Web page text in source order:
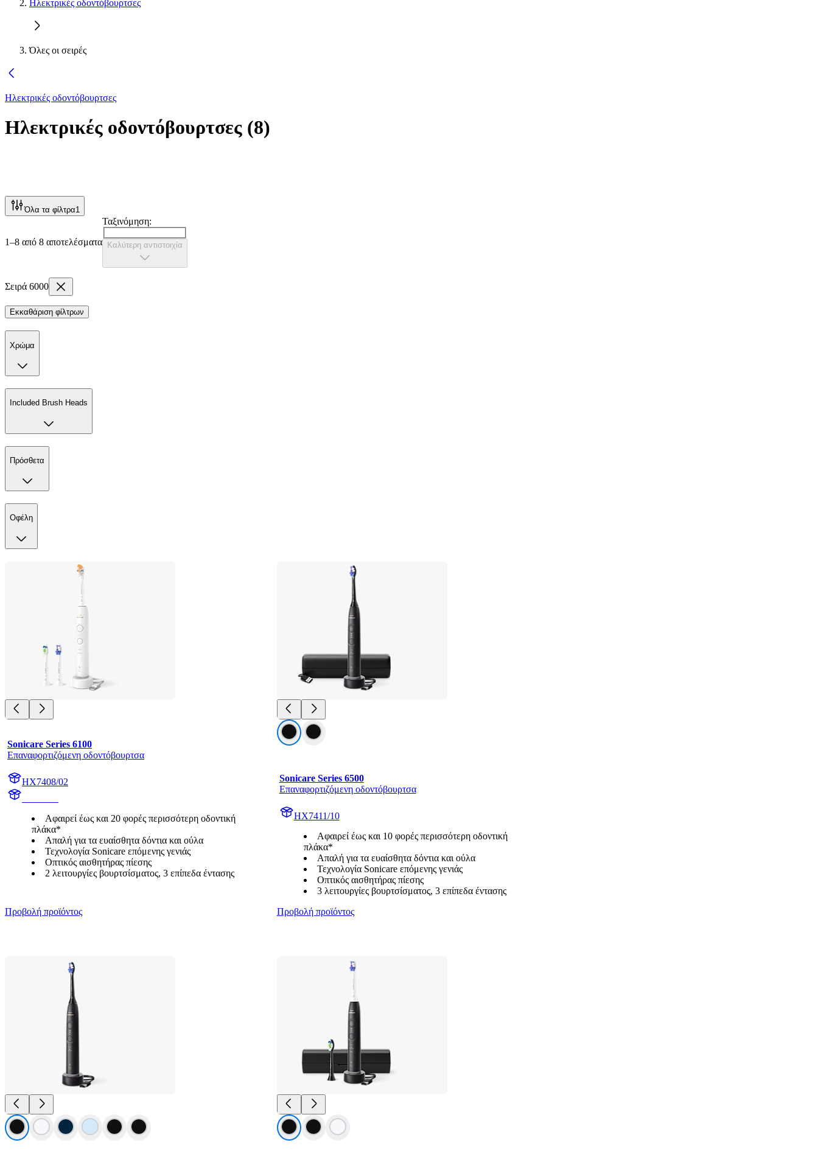
Ηλεκτρικές οδοντόβουρτσες
Όλες οι σειρές
Ηλεκτρικές οδοντόβουρτσες
Ηλεκτρικές οδοντόβουρτσες (8)
Όλα τα φίλτρα1
1–8 από 8 αποτελέσματα
Ταξινόμηση:
Καλύτερη αντιστοιχία
Σειρά 6000
Εκκαθάριση φίλτρων
Χρώμα
Included Brush Heads
Πρόσθετα
Οφέλη
Sonicare Series 6100
Επαναφορτιζόμενη οδοντόβουρτσα
HX7408/02
Αφαιρεί έως και 20 φορές περισσότερη οδοντική
πλάκα*
Απαλή για τα ευαίσθητα δόντια και ούλα
Τεχνολογία Sonicare επόμενης γενιάς
Οπτικός αισθητήρας πίεσης
2 λειτουργίες βουρτσίσματος, 3 επίπεδα έντασης
Προβολή προϊόντος
Sonicare Series 6500
Επαναφορτιζόμενη οδοντόβουρτσα
HX7411/10
Αφαιρεί έως και 10 φορές περισσότερη οδοντική
πλάκα*
Απαλή για τα ευαίσθητα δόντια και ούλα
Τεχνολογία Sonicare επόμενης γενιάς
Οπτικός αισθητήρας πίεσης
3 λειτουργίες βουρτσίσματος, 3 επίπεδα έντασης
Προβολή προϊόντος